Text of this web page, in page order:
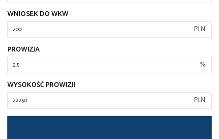
WNIOSEK DO WKW
PLN
PROWIZJA
%
WYSOKOŚĆ PROWIZJI
PLN